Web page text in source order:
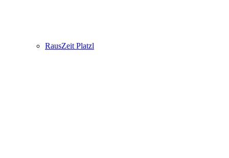
RausZeit Platzl